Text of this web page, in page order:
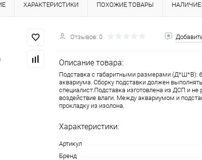
ХАРАКТЕРИСТИКИ ПОХОЖИЕ ТОВАРЫ НАЛИЧИЕ
Отзывов: 0
Описание товара:
Подставка с габаритными размерами (Д*Ш*В):
аквариума. Сборку подставки должен
специалист.Подставка изготовлена из ДСП и не
воздействие влаги. Между аквариумом и
прокладку из изолона.
Характеристики:
Артикул
Бренд